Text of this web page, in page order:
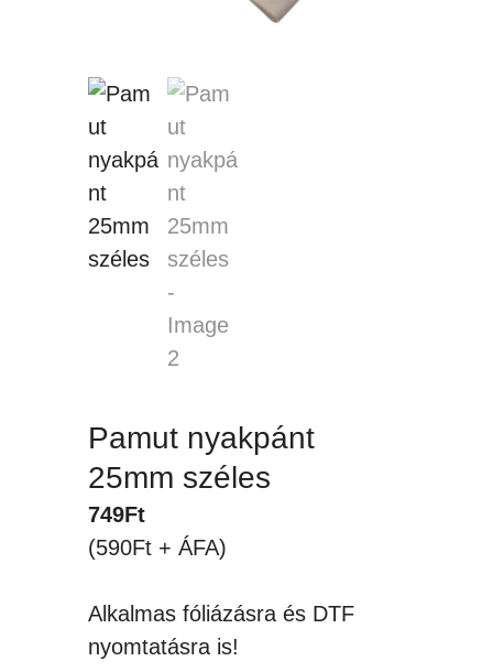
Pamut nyakpánt
25mm széles
749Ft
(590Ft + ÁFA)
Alkalmas fóliázásra és DTF
nyomtatásra is!